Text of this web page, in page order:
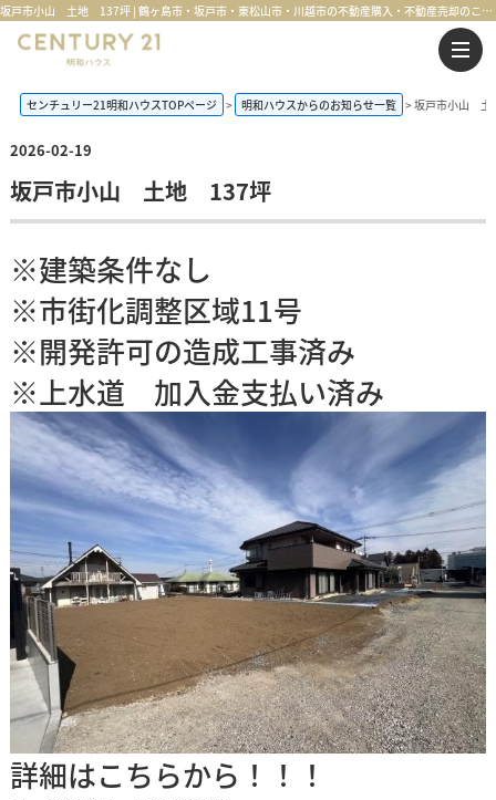
坂戸市小山 土地 137坪 | 鶴ヶ島市・坂戸市・東松山市・川越市の不動産購入・不動産売却のことならセンチュリー21明和ハウス
センチュリー21明和ハウスTOPページ 明和ハウスからのお知らせ一覧 坂戸市小山
2026-02-19
坂戸市小山 土地 137坪
※建築条件なし
※市街化調整区域11号
※開発許可の造成工事済み
※上水道 加入金支払い済み
詳細はこちらから！！！